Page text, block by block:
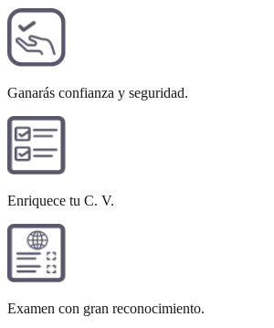
Ganarás confianza y seguridad.
Enriquece tu C. V.
Examen con gran reconocimiento.